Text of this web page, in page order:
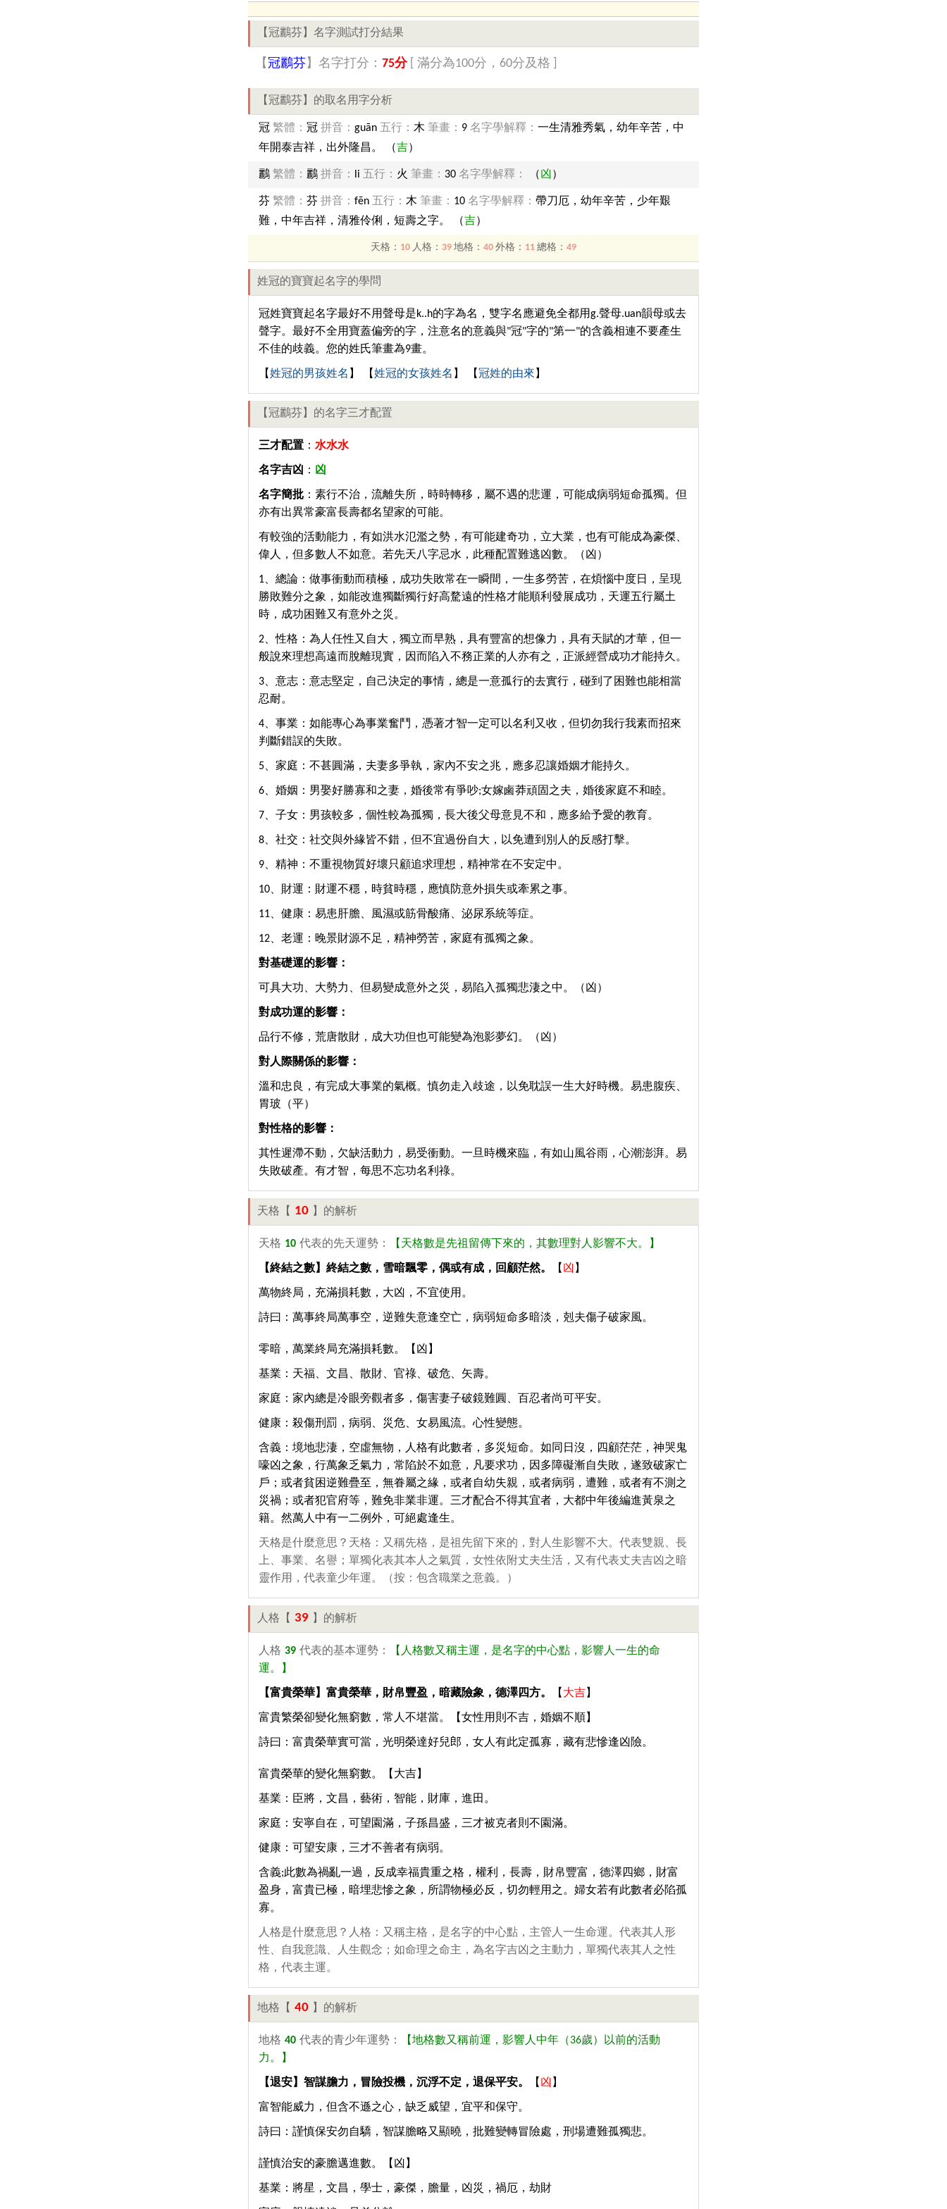
【冠鸝芬】名字測試打分結果
【 冠鸝芬 】名字打分： 75分[ 滿分為100分，60分及格 ]
【冠鸝芬】的取名用字分析
冠 繁體： 冠 拼音： guān 五行： 木 筆畫： 9 名字學解釋： 一生清雅秀氣，幼年辛苦，中
年開泰吉祥，出外隆昌。 （吉）
鸝 繁體： 鸝 拼音： li 五行： 火 筆畫： 30 名字學解釋： （ 凶 ）
芬 繁體： 芬 拼音： fēn 五行： 木 筆畫： 10 名字學解釋： 帶刀厄，幼年辛苦，少年艱
難，中年吉祥，清雅伶俐，短壽之字。 （吉）
天格： 10 人格： 39 地格： 40 外格： 11 總格： 49
姓冠的寶寶起名字的學問
冠姓寶寶起名字最好不用聲母是k..h的字為名，雙字名應避免全都用g.聲母.uan韻母或去
聲字。最好不全用寶蓋偏旁的字，注意名的意義與"冠"字的"第一"的含義相連不要產生
不佳的歧義。您的姓氏筆畫為9畫。
【姓冠的男孩姓名 】 【姓冠的女孩姓名 】 【 冠姓的由來 】
【冠鸝芬】的名字三才配置
三才配置 ： 水水水
名字吉凶 ： 凶
名字簡批 ：素行不治，流離失所，時時轉移，屬不遇的悲運，可能成病弱短命孤獨。但
亦有出異常豪富長壽都名望家的可能。
有較強的活動能力，有如洪水氾濫之勢，有可能建奇功，立大業，也有可能成為豪傑、
偉人，但多數人不如意。若先天八字忌水，此種配置難逃凶數。（凶）
1、總論：做事衝動而積極，成功失敗常在一瞬間，一生多勞苦，在煩惱中度日，呈現
勝敗難分之象，如能改進獨斷獨行好高騖遠的性格才能順利發展成功，天運五行屬土
時，成功困難又有意外之災。
2、性格：為人任性又自大，獨立而早熟，具有豐富的想像力，具有天賦的才華，但一
般說來理想高遠而脫離現實，因而陷入不務正業的人亦有之，正派經營成功才能持久。
3、意志：意志堅定，自己決定的事情，總是一意孤行的去實行，碰到了困難也能相當
忍耐。
4、事業：如能專心為事業奮鬥，憑著才智一定可以名利又收，但切勿我行我素而招來
判斷錯誤的失敗。
5、家庭：不甚圓滿，夫妻多爭執，家內不安之兆，應多忍讓婚姻才能持久。
6、婚姻：男娶好勝寡和之妻，婚後常有爭吵;女嫁鹵莽頑固之夫，婚後家庭不和睦。
7、子女：男孩較多，個性較為孤獨，長大後父母意見不和，應多給予愛的教育。
8、社交：社交與外緣皆不錯，但不宜過份自大，以免遭到別人的反感打擊。
9、精神：不重視物質好壞只顧追求理想，精神常在不安定中。
10、財運：財運不穩，時貧時穩，應慎防意外損失或牽累之事。
11、健康：易患肝膽、風濕或筋骨酸痛、泌尿系統等症。
12、老運：晚景財源不足，精神勞苦，家庭有孤獨之象。
對基礎運的影響：
可具大功、大勢力、但易變成意外之災，易陷入孤獨悲淒之中。（凶）
對成功運的影響：
品行不修，荒唐散財，成大功但也可能變為泡影夢幻。（凶）
對人際關係的影響：
溫和忠良，有完成大事業的氣概。慎勿走入歧途，以免耽誤一生大好時機。易患腹疾、
胃玻（平）
對性格的影響：
其性遲滯不動，欠缺活動力，易受衝動。一旦時機來臨，有如山風谷雨，心潮澎湃。易
失敗破產。有才智，每思不忘功名利祿。
天格【 10 】的解析
天格 10 代表的先天運勢： 【天格數是先祖留傳下來的，其數理對人影響不大。】
【終結之數】終結之數，雪暗飄零，偶或有成，回顧茫然。 【 凶 】
萬物終局，充滿損耗數，大凶，不宜使用。
詩曰：萬事終局萬事空，逆難失意逢空亡，病弱短命多暗淡，剋夫傷子破家風。
零暗，萬業終局充滿損耗數。【凶】
基業：天福、文昌、散財、官祿、破危、矢壽。
家庭：家內總是冷眼旁觀者多，傷害妻子破鏡難圓、百忍者尚可平安。
健康：殺傷刑罰，病弱、災危、女易風流。心性變態。
含義：境地悲淒，空虛無物，人格有此數者，多災短命。如同日沒，四顧茫茫，神哭鬼
嚎凶之象，行萬象乏氣力，常陷於不如意，凡要求功，因多障礙漸自失敗，遂致破家亡
戶；或者貧困逆難疊至，無眷屬之緣，或者自幼失親，或者病弱，遭難，或者有不測之
災禍；或者犯官府等，難免非業非運。三才配合不得其宜者，大都中年後編進黃泉之
籍。然萬人中有一二例外，可絕處逢生。
天格是什麼意思？天格：又稱先格，是祖先留下來的，對人生影響不大。代表雙親、長
上、事業、名譽；單獨化表其本人之氣質，女性依附丈夫生活，又有代表丈夫吉凶之暗
靈作用，代表童少年運。（按：包含職業之意義。）
人格【 39 】的解析
人格 39 代表的基本運勢：
【人格數又稱主運，是名字的中心點，影響人一生的命
運。】
【富貴榮華】富貴榮華，財帛豐盈，暗藏險象，德澤四方。 【 大吉】
富貴繁榮卻變化無窮數，常人不堪當。【女性用則不吉，婚姻不順】
詩曰：富貴榮華實可當，光明榮達好兒郎，女人有此定孤寡，藏有悲慘逢凶險。
富貴榮華的變化無窮數。【大吉】
基業：臣將，文昌，藝術，智能，財庫，進田。
家庭：安寧自在，可望園滿，子孫昌盛，三才被克者則不園滿。
健康：可望安康，三才不善者有病弱。
含義;此數為禍亂一過，反成幸福貴重之格，權利，長壽，財帛豐富，德澤四鄉，財富
盈身，富貴已極，暗埋悲慘之象，所謂物極必反，切勿輕用之。婦女若有此數者必陷孤
寡。
人格是什麼意思？人格：又稱主格，是名字的中心點，主管人一生命運。代表其人形
性、自我意識、人生觀念；如命理之命主，為名字吉凶之主動力，單獨代表其人之性
格，代表主運。
地格【 40 】的解析
地格 40 代表的青少年運勢：
【地格數又稱前運，影響人中年（36歲）以前的活動
力。】
【退安】智謀膽力，冒險投機，沉浮不定，退保平安。 【 凶 】
富智能威力，但含不遜之心，缺乏威望，宜平和保守。
詩曰：謹慎保安勿自驕，智謀膽略又顯曉，批難變轉冒險處，刑場遭難孤獨悲。
謹慎治安的豪膽邁進數。【凶】
基業：將星，文昌，學士，豪傑，膽量，凶災，禍厄，劫財